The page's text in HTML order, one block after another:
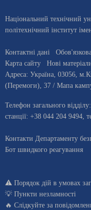
Національний технічний
політехнічний інститут
Контактні дані
Карта сайту
Нові
Адреса: Україна 03056 , м.
(Перемоги), 37 / Мапа
Телефон загального відділу:
станцiї: +38 044 204 9494
Контакти Департаменту
Бот швидкого реагування
⚠️ Порядок дій в умовах
💡 Пункти незламності
🔥 Слідкуйте за